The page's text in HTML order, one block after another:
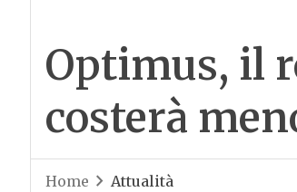
Optimus, il
costerà
Home Attualità